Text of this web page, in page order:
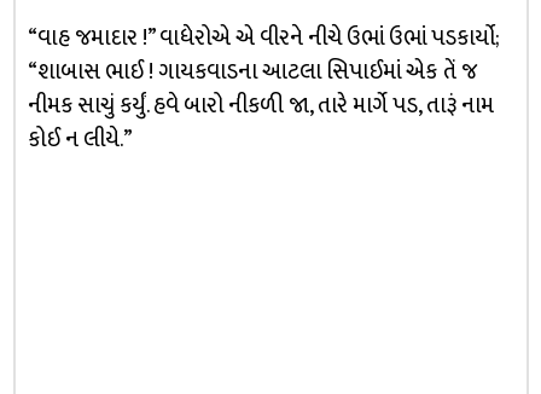
“વાહ જમાદાર !” વાધેરોએ એ વીરને નીચે ઉભાં ઉભાં પડકાર્યો;
“શાબાસ ભાઈ ! ગાયકવાડના આટલા સિપાઈમાં એક તેં જ
નીમક સાચું કર્યું. હવે બારો નીકળી જા, તારે માર્ગે પડ, તારૂં નામ
કોઈ ન લીયે.”